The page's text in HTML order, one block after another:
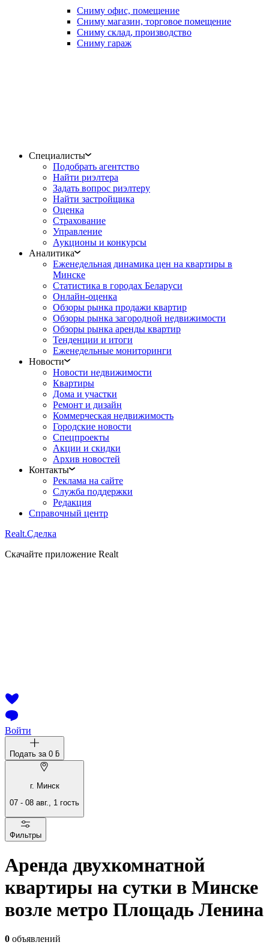
Сниму офис, помещение
Сниму магазин, торговое помещение
Сниму склад, производство
Сниму гараж
Специалисты
Подобрать агентство
Найти риэлтера
Задать вопрос риэлтеру
Найти застройщика
Оценка
Страхование
Управление
Аукционы и конкурсы
Аналитика
Еженедельная динамика цен на квартиры в
Минске
Статистика в городах Беларуси
Онлайн-оценка
Обзоры рынка продажи квартир
Обзоры рынка загородной недвижимости
Обзоры рынка аренды квартир
Тенденции и итоги
Еженедельные мониторинги
Новости
Новости недвижимости
Квартиры
Дома и участки
Ремонт и дизайн
Коммерческая недвижимость
Городские новости
Спецпроекты
Акции и скидки
Архив новостей
Контакты
Реклама на сайте
Служба поддержки
Редакция
Справочный центр
Realt.Сделка
Скачайте приложение Realt
Войти
Подать за 0 ƃ
г. Минск
07 - 08 авг., 1 гость
Фильтры
Аренда двухкомнатной
квартиры на сутки в Минске
возле метро Площадь Ленина
0 объявлений